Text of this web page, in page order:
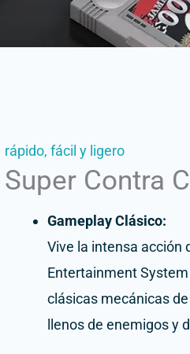
rápido, fácil y ligero
Super Contra
Gameplay Clásico:
Vive la intensa acción
Entertainment
clásicas mecánicas
llenos de enemigos y